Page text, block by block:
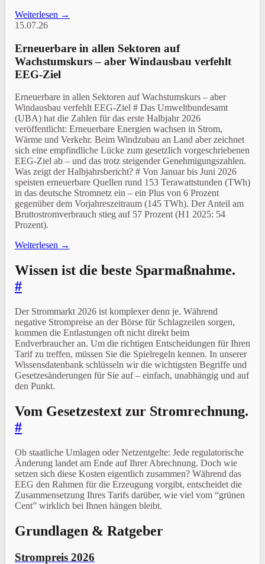
Weiterlesen →
15.07.26
Erneuerbare in allen Sektoren auf
Wachstumskurs – aber Windausbau verfehlt
EEG-Ziel
Erneuerbare in allen Sektoren auf Wachstumskurs – aber
Windausbau verfehlt EEG-Ziel # Das Umweltbundesamt
(UBA) hat die Zahlen für das erste Halbjahr 2026
veröffentlicht: Erneuerbare Energien wachsen in Strom,
Wärme und Verkehr. Beim Windzubau an Land aber zeichnet
sich eine empfindliche Lücke zum gesetzlich vorgeschriebenen
EEG-Ziel ab – und das trotz steigender Genehmigungszahlen.
Was zeigt der Halbjahrsbericht? # Von Januar bis Juni 2026
speisten erneuerbare Quellen rund 153 Terawattstunden (TWh)
in das deutsche Stromnetz ein – ein Plus von 6 Prozent
gegenüber dem Vorjahreszeitraum (145 TWh). Der Anteil am
Bruttostromverbrauch stieg auf 57 Prozent (H1 2025: 54
Prozent).
Weiterlesen →
Wissen ist die beste Sparmaßnahme.
#
Der Strommarkt 2026 ist komplexer denn je. Während
negative Strompreise an der Börse für Schlagzeilen sorgen,
kommen die Entlastungen oft nicht direkt beim
Endverbraucher an. Um die richtigen Entscheidungen für Ihren
Tarif zu treffen, müssen Sie die Spielregeln kennen. In unserer
Wissensdatenbank schlüsseln wir die wichtigsten Begriffe und
Gesetzesänderungen für Sie auf – einfach, unabhängig und auf
den Punkt.
Vom Gesetzestext zur Stromrechnung.
#
Ob staatliche Umlagen oder Netzentgelte: Jede regulatorische
Änderung landet am Ende auf Ihrer Abrechnung. Doch wie
setzen sich diese Kosten eigentlich zusammen? Während das
EEG den Rahmen für die Erzeugung vorgibt, entscheidet die
Zusammensetzung Ihres Tarifs darüber, wie viel vom “grünen
Cent” wirklich bei Ihnen hängen bleibt.
Grundlagen & Ratgeber
Strompreis 2026